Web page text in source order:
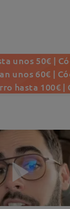
unos 50€ |
unos 60€ |
hasta 100€ |